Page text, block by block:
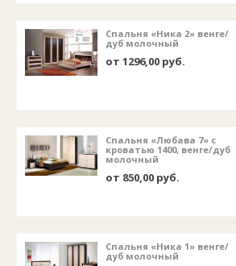
Спальня «Ника 2» венге/
дуб молочный
от 1296,00 руб.
Спальня «Любава 7» с
кроватью 1400, венге/дуб
молочный
от 850,00 руб.
Спальня «Ника 1» венге/
дуб молочный